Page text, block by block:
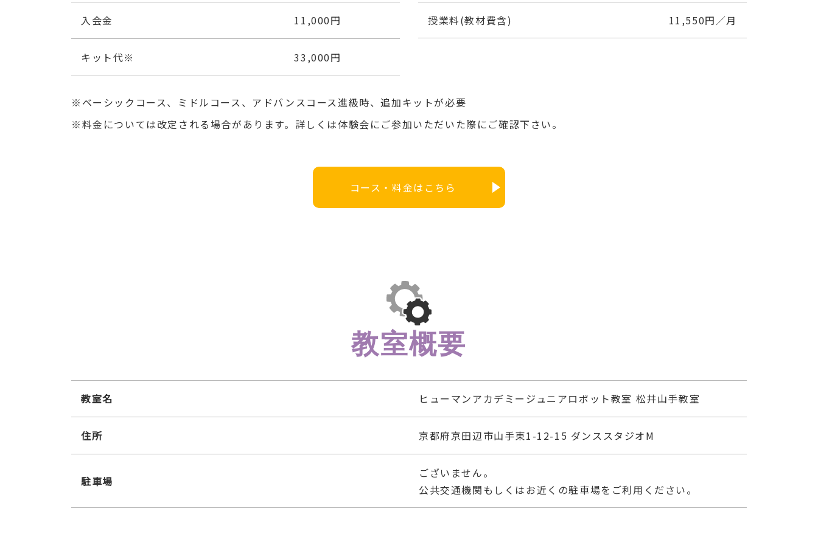
入会金 11,000円
キット代※ 33,000円
授業料(教材費含) 11,550円／月
ベーシックコース、ミドルコース、アドバンスコース進級時、追加キットが必要
料金については改定される場合があります。詳しくは体験会にご参加いただいた際にご確認下さい。
コース・料金はこちら
教室概要
教室名 ヒューマンアカデミージュニアロボット教室 松井山手教室
住所 京都府京田辺市山手東1-12-15 ダンススタジオM
駐車場
ございません。
公共交通機関もしくはお近くの駐車場をご利用ください。